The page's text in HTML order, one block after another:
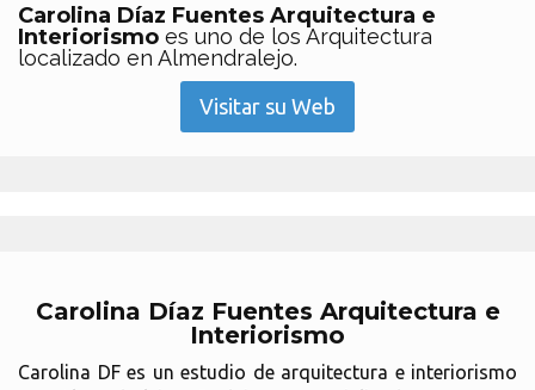
Carolina Díaz Fuentes Arquitectura e
Interiorismo es uno de los Arquitectura
localizado en Almendralejo.
Visitar su Web
Carolina Díaz Fuentes Arquitectura e
Interiorismo
Carolina DF es un estudio de arquitectura e interiorismo